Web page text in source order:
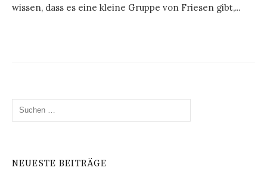
wissen, dass es eine kleine Gruppe von Friesen gibt,...
Suchen
NEUESTE BEITRÄGE